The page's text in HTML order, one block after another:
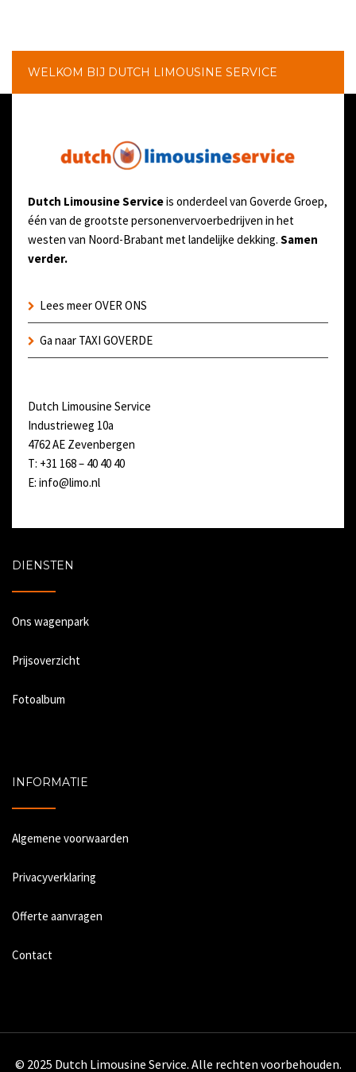
WELKOM BIJ DUTCH LIMOUSINE SERVICE
Dutch Limousine Serviceis onderdeel van Goverde Groep,
één van de grootste personenvervoerbedrijven in het
westen van Noord-Brabant met landelijke dekking. Samen
verder.
Lees meer OVER ONS
Ga naar TAXI GOVERDE
Dutch Limousine Service
Industrieweg 10a
4762 AE Zevenbergen
T: +31 168 – 40 40 40
E: info@limo.nl
DIENSTEN
Ons wagenpark
Prijsoverzicht
Fotoalbum
INFORMATIE
Algemene voorwaarden
Privacyverklaring
Offerte aanvragen
Contact
© 2025 Dutch Limousine Service. Alle rechten voorbehouden.